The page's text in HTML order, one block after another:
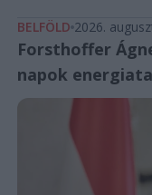
BELFÖLD 2026.
Forsthoffer
napok